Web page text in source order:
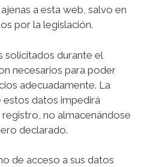
a esta web, salvo en
por la legislación.
solicitados durante el
necesarios para poder
adecuadamente. La
estos datos impedirá
no almacenándose
declarado.
de acceso a sus datos